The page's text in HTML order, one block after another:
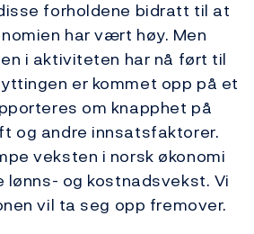
forholdene bidratt til at
har vært høy. Men
i aktiviteten har nå ført til
er kommet opp på et
om knapphet på
og andre innsatsfaktorer.
veksten i norsk økonomi
lønns- og kostnadsvekst. Vi
vil ta seg opp fremover.